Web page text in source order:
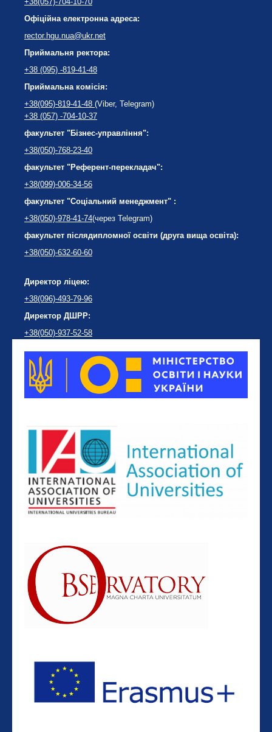
Офіційна електронна адреса:
rector.hgu.nua@ukr.net
Приймальня ректора:
+38 (095) -819-41-48
Приймальна комісія:
+38(095)-819-41-48 (Viber, Telegram)
+38 (057) -704-10-37
факультет "Бізнес-управління":
+38(050)-768-23-40
факультет "Референт-перекладач":
+38(099)-006-34-56
факультет "Соціальний менеджмент" :
+38(050)-978-41-74(через Telegram)
факультет післядипломної освіти (друга вища освіта):
+38(050)-632-60-60
Директор ліцею:
+38(096)-493-79-96
Директор ДШРР:
+38(050)-937-52-58